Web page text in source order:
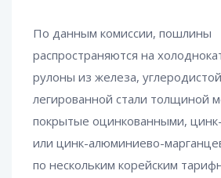
По данным комиссии, пошлины
распространяются на
рулоны из железа,
легированной стали толщиной
покрытые оцинкованными,
или цинк-алюминиево-
по нескольким корейским